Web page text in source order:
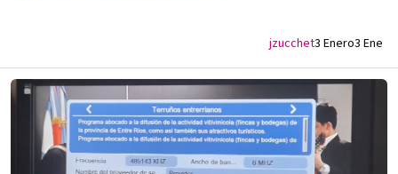
jzucchet3 Enero3 Ene
Flow TV Clásico & TV Clásico HD | Pergamino, Buenos Aires | Grilla de